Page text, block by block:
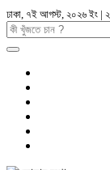
ঢাকা, ৭ই আগস্ট, ২০২৬ ইং |